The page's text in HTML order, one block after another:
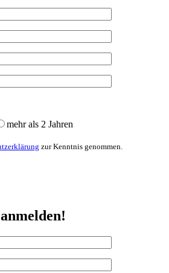
mehr als 2 Jahren
zur Kenntnis genommen.